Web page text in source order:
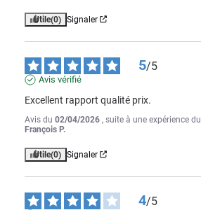
Utile(0) Signaler
5/5
Avis vérifié
Excellent rapport qualité prix.
Avis du 02/04/2026 , suite à une expérience du
François P.
Utile(0) Signaler
4/5